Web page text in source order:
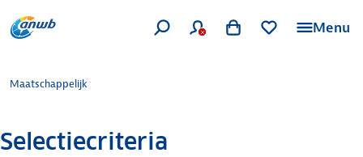
Menu
Maatschappelijk
Selectiecriteria